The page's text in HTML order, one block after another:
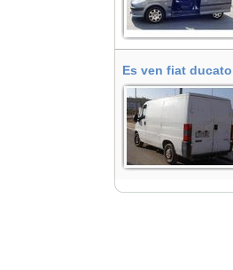
Es ven fiat